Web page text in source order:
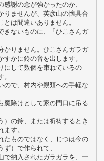
謝の念が強かったのか、
りませんが、英彦山の懐具合
は間違いありません。
きないものに、「ひこさんガ
かりません。ひこさんガラガ
かに鈴の音を出します。
にして数個を束ねているの
ので、村内や親類への手軽な
魔除けとして家の門口に吊る
）の鈴、または祈祷するとき
す。
たものではなく、じつは今の
）で作られて、
で納入されたガラガラを、一